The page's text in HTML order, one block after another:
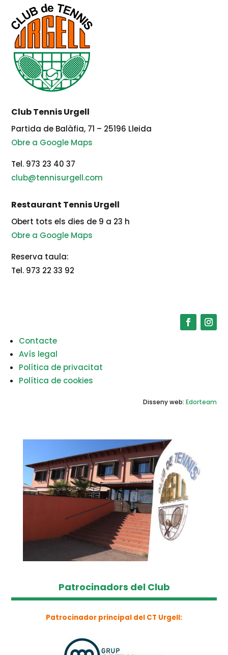
Club Tennis Urgell
Partida de Balàfia, 71 – 25196 Lleida
Obre a Google Maps
Tel. 973 23 40 37
club@tennisurgell.com
Restaurant Tennis Urgell
Obert tots els dies de 9 a 23 h
Obre a Google Maps
Reserva taula:
Tel. 973 22 33 92
Contacte
Avís legal
Política de privacitat
Política de cookies
Disseny web: Edorteam
Patrocinadors del Club
Patrocinador principal del CT Urgell: